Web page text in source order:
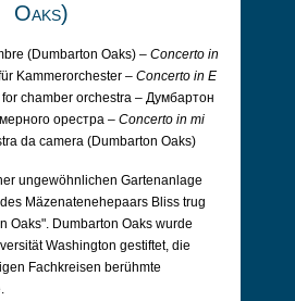
Oaks)
(Dumbarton Oaks) – Concerto in
Kammerorchester – Concerto in E
for chamber orchestra – Думбартон
орестра – Concerto in mi
da camera (Dumbarton Oaks)
ungewöhnlichen Gartenanlage
Mäzenatenehepaars Bliss trug
Oaks". Dumbarton Oaks wurde
Washington gestiftet, die
Fachkreisen berühmte